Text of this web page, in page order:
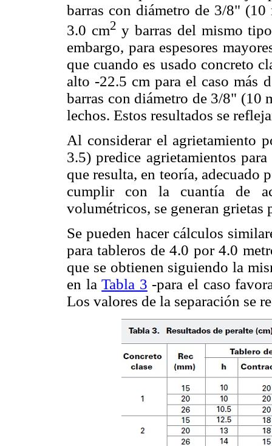
barras con diámetro de 3/8"
3.0 cm2 y barras del mismo
embargo, para espesores
que cuando es usado concreto
alto -22.5 cm para el caso más
barras con diámetro de 3/8" (10
lechos. Estos resultados se
Al considerar el agrietamiento
3.5) predice agrietamientos
que resulta, en teoría, adecuado
cumplir con la cuantía de
volumétricos, se generan
Se pueden hacer cálculos
para tableros de 4.0 por 4.0
que se obtienen siguiendo la
en laTabla 3 -para el caso
Los valores de la separación se